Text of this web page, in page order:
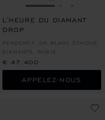
1 2
DIAPOSITIVE 3
ALLER À LA
L'HEURE DU DIAMANT
DROP
PENDENTIF, OR BLANC ÉTHIQUE,
DIAMANTS, RUBIS
€ 47,400
APPELEZ-NOUS